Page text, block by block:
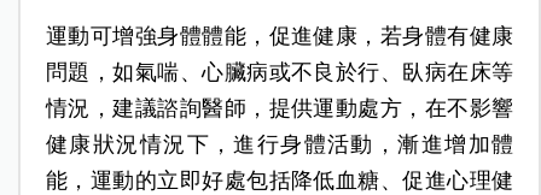
運動可增強身體體能，促進健康，若身體有健康
問題，如氣喘、心臟病或不良於行、臥病在床等
情況，建議諮詢醫師，提供運動處方，在不影響
健康狀況情況下，進行身體活動，漸進增加體
能，運動的立即好處包括降低血糖、促進心理健